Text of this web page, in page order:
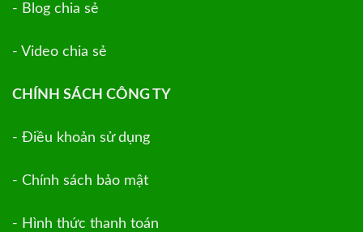
- Blog chia sẻ
- Video chia sẻ
CHÍNH SÁCH CÔNG TY
- Điều khoản sử dụng
- Chính sách bảo mật
- Hình thức thanh toán